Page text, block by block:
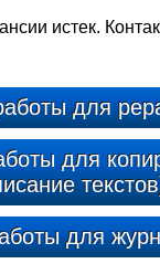
истек.
для
для
для